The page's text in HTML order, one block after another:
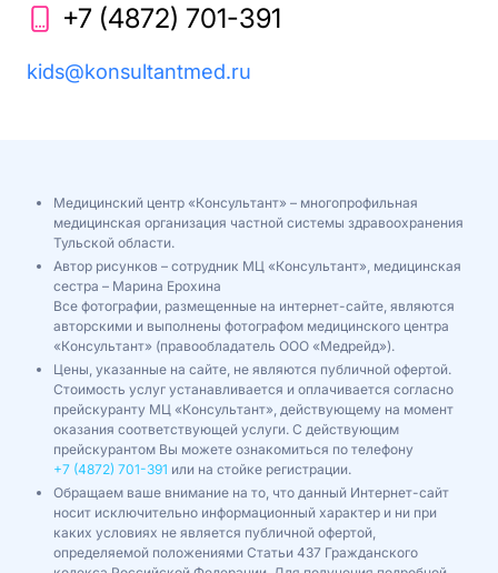
+7 (4872) 701-391
kids@konsultantmed.ru
Медицинский центр «Консультант» – многопрофильная
медицинская организация частной системы здравоохранения
Тульской области.
Автор рисунков – сотрудник МЦ «Консультант», медицинская
сестра – Марина Ерохина
Все фотографии, размещенные на интернет-сайте, являются
авторскими и выполнены фотографом медицинского центра
«Консультант» (правообладатель ООО «Медрейд»).
Цены, указанные на сайте, не являются публичной офертой.
Стоимость услуг устанавливается и оплачивается согласно
прейскуранту МЦ «Консультант», действующему на момент
оказания соответствующей услуги. С действующим
прейскурантом Вы можете ознакомиться по телефону
+7 (4872) 701-391 или на стойке регистрации.
Обращаем ваше внимание на то, что данный Интернет-сайт
носит исключительно информационный характер и ни при
каких условиях не является публичной офертой,
определяемой положениями Статьи 437 Гражданского